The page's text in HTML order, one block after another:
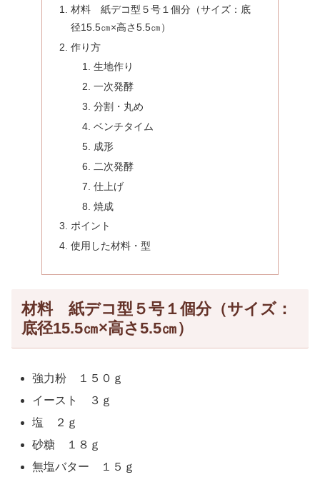
材料 紙デコ型５号１個分（サイズ：底
径15.5㎝×高さ5.5㎝）
作り方
生地作り
一次発酵
分割・丸め
ベンチタイム
成形
二次発酵
仕上げ
焼成
ポイント
使用した材料・型
材料 紙デコ型５号１個分（サイズ：
底径15.5㎝×高さ5.5㎝）
強力粉 １５０ｇ
イースト ３ｇ
塩 ２ｇ
砂糖 １８ｇ
無塩バター １５ｇ